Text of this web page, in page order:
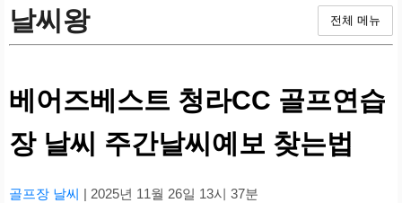
날씨왕 전체 메뉴
베어즈베스트 청라CC 골프연습
장 날씨 주간날씨예보 찾는법
골프장 날씨 | 2025년 11월 26일 13시 37분